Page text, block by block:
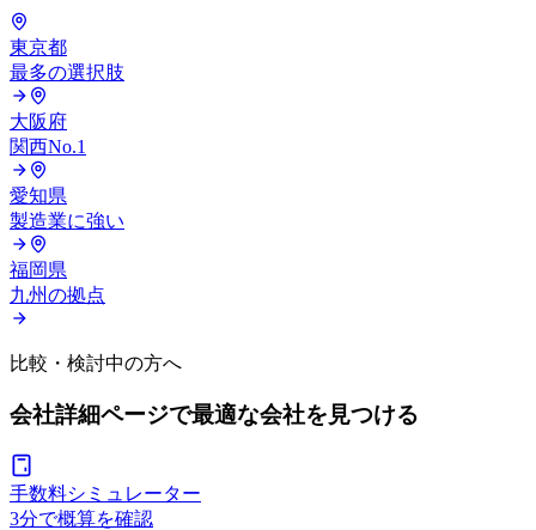
東京都
最多の選択肢
大阪府
関西No.1
愛知県
製造業に強い
福岡県
九州の拠点
比較・検討中の方へ
会社詳細ページで最適な会社を見つける
手数料シミュレーター
3分で概算を確認